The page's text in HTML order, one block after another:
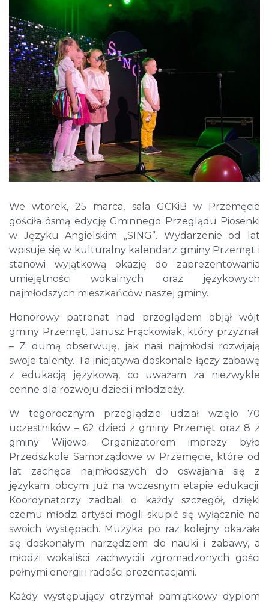
We wtorek, 25 marca, sala GCKiB w Przemęcie
gościła ósmą edycję Gminnego Przeglądu Piosenki
w Języku Angielskim „SING”. Wydarzenie od lat
wpisuje się w kulturalny kalendarz gminy Przemęt i
stanowi wyjątkową okazję do zaprezentowania
umiejętności wokalnych oraz językowych
najmłodszych mieszkańców naszej gminy.
Honorowy patronat nad przeglądem objął wójt
gminy Przemęt, Janusz Frąckowiak, który przyznał:
– Z dumą obserwuję, jak nasi najmłodsi rozwijają
swoje talenty. Ta inicjatywa doskonale łączy zabawę
z edukacją językową, co uważam za niezwykle
cenne dla rozwoju dzieci i młodzieży.
W tegorocznym przeglądzie udział wzięło 70
uczestników – 62 dzieci z gminy Przemęt oraz 8 z
gminy Wijewo. Organizatorem imprezy było
Przedszkole Samorządowe w Przemęcie, które od
lat zachęca najmłodszych do oswajania się z
językami obcymi już na wczesnym etapie edukacji.
Koordynatorzy zadbali o każdy szczegół, dzięki
czemu młodzi artyści mogli skupić się wyłącznie na
swoich występach. Muzyka po raz kolejny okazała
się doskonałym narzędziem do nauki i zabawy, a
młodzi wokaliści zachwycili zgromadzonych gości
pełnymi energii i radości prezentacjami.
Każdy występujący otrzymał pamiątkowy dyplom